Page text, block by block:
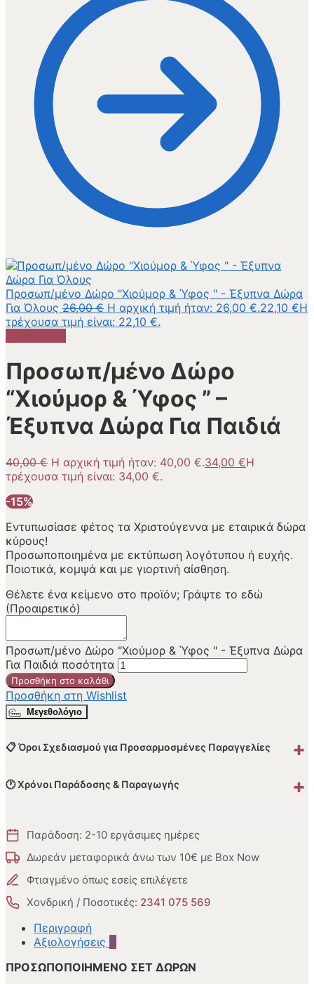
Προσωπ/μένο Δώρο "Χιούμορ & Ύφος " - Έξυπνα Δώρα
Για Όλους 26,00€ Η αρχική τιμή ήταν: 26,00 €.22,10 €Η
τρέχουσα τιμή είναι: 22,10 €.
Προσωπ/μένο Δώρο
“Χιούμορ & Ύφος ” –
Έξυπνα Δώρα Για Παιδιά
40,00€ Η αρχική τιμή ήταν: 40,00 €.34,00 €Η
τρέχουσα τιμή είναι: 34,00 €.
-15%
Εντυπωσίασε φέτος τα Χριστούγεννα με εταιρικά δώρα
κύρους!
Προσωποποιημένα με εκτύπωση λογότυπου ή ευχής.
Ποιοτικά, κομψά και με γιορτινή αίσθηση.
Θέλετε ένα κείμενο στο προϊόν; Γράψτε το εδώ
(Προαιρετικό)
Προσωπ/μένο Δώρο "Χιούμορ & Ύφος " - Έξυπνα Δώρα
Για Παιδιά ποσότητα
Προσθήκη στο καλάθι
Προσθήκη στη Wishlist
Μεγεθολόγιο
📋 Όροι Σχεδιασμού για Προσαρμοσμένες Παραγγελίες +
🕐 Χρόνοι Παράδοσης & Παραγωγής +
Παράδοση: 2-10 εργάσιμες ημέρες
Δωρεάν μεταφορικά άνω των 10€ με Box Now
Φτιαγμένο όπως εσείς επιλέγετε
Χονδρική / Ποσοτικές: 2341 075 569
Περιγραφή
Αξιολογήσεις 0
ΠΡΟΣΩΠΟΠΟΙΗΜΕΝΟ ΣΕΤ ΔΩΡΩΝ